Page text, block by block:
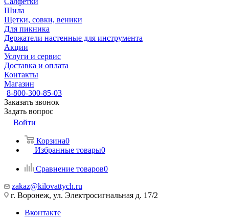
Шила
Щетки, совки, веники
Для пикника
Держатели настенные для инструмента
Акции
Услуги и сервис
Доставка и оплата
Контакты
Магазин
8-800-300-85-03
Заказать звонок
Задать вопрос
Войти
Корзина0
Избранные товары0
Сравнение товаров0
zakaz@kilovattych.ru
г. Воронеж, ул. Электросигнальная д. 17/2
Вконтакте